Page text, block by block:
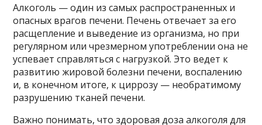
Алкоголь — один из самых распространенных и
опасных врагов печени. Печень отвечает за его
расщепление и выведение из организма, но при
регулярном или чрезмерном употреблении она не
успевает справляться с нагрузкой. Это ведет к
развитию жировой болезни печени, воспалению
и, в конечном итоге, к циррозу — необратимому
разрушению тканей печени.
Важно понимать, что здоровая доза алкоголя для